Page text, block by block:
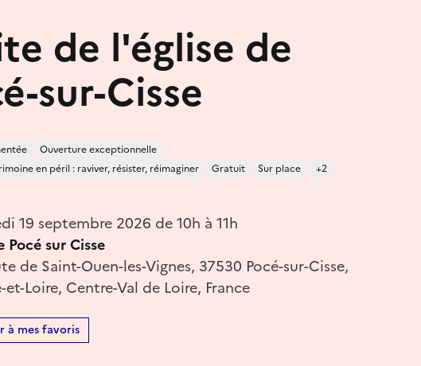
de l'église de
sur-Cisse
Ouverture exceptionnelle
en péril : raviver, résister, réimaginer
Gratuit Sur place +2
19 septembre 2026 de 10h à 11h
Pocé sur Cisse
de Saint-Ouen-les-Vignes, 37530 Pocé-sur-Cisse,
et-Loire, Centre-Val de Loire, France
à mes favoris